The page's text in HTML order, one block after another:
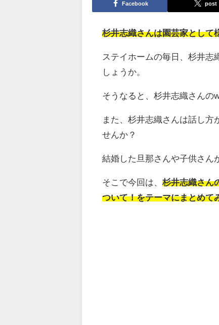
Facebook post
杉井志織さんは園芸家として
ステイホームの毎日、杉井志
しょうか。
そうなると、杉井志織さんの
また、杉井志織さんは話し方
せんか？
結婚した旦那さんや子供さん
そこで今回は、杉井志織さん
ついて！をテーマにまとめて